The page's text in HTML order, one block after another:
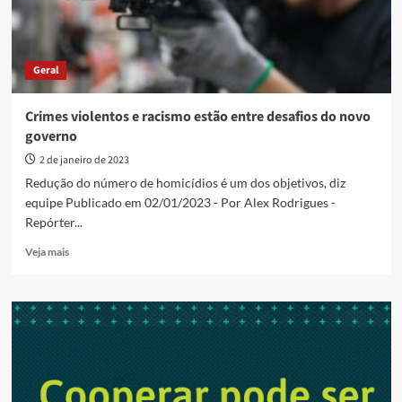
Geral
Crimes violentos e racismo estão entre desafios do novo
governo
2 de janeiro de 2023
Redução do número de homicídios é um dos objetivos, diz
equipe Publicado em 02/01/2023 - Por Alex Rodrigues -
Repórter...
Veja maisRead
Crimes
violentos
entre